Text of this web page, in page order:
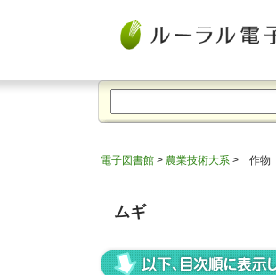
電子図書館 > 農業技術大系 > 作物
ムギ